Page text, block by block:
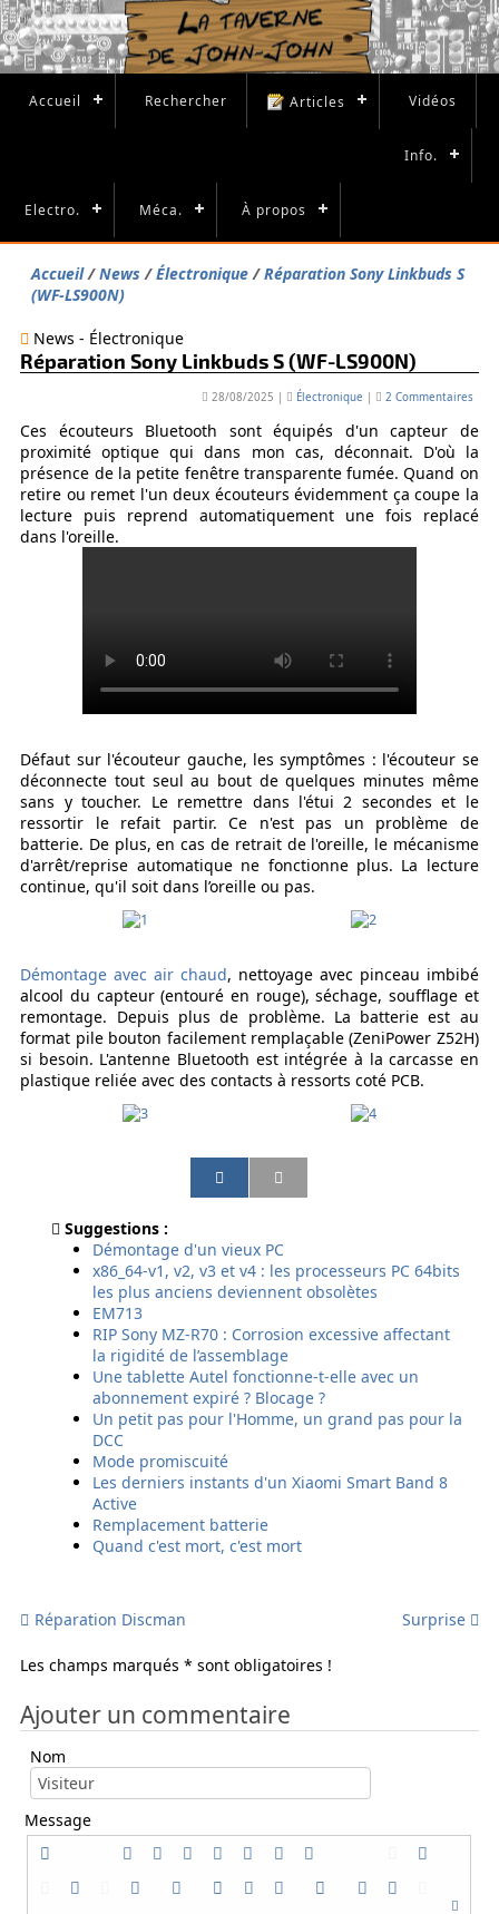
Accueil Rechercher Articles Vidéos
Info.
Electro. Méca. À propos
Accueil News Électronique
Réparation Sony Linkbuds S
(WF-LS900N)
News - Électronique
Réparation Sony Linkbuds S (WF-LS900N)
28/08/2025 | Électronique | 2 Commentaires
Ces écouteurs Bluetooth sont équipés d'un capteur de
proximité optique qui dans mon cas, déconnait. D'où la
présence de la petite fenêtre transparente fumée. Quand on
retire ou remet l'un deux écouteurs évidemment ça coupe la
lecture puis reprend automatiquement une fois replacé
dans l'oreille.
Défaut sur l'écouteur gauche, les symptômes : l'écouteur se
déconnecte tout seul au bout de quelques minutes même
sans y toucher. Le remettre dans l'étui 2 secondes et le
ressortir le refait partir. Ce n'est pas un problème de
batterie. De plus, en cas de retrait de l'oreille, le mécanisme
d'arrêt/reprise automatique ne fonctionne plus. La lecture
continue, qu'il soit dans l’oreille ou pas.
Démontage avec air chaud, nettoyage avec pinceau imbibé
alcool du capteur (entouré en rouge), séchage, soufflage et
remontage. Depuis plus de problème. La batterie est au
format pile bouton facilement remplaçable (ZeniPower Z52H)
si besoin. L'antenne Bluetooth est intégrée à la carcasse en
plastique reliée avec des contacts à ressorts coté PCB.
a
t
a
g
e
p
a
r
e
m
l
a
t
a
g
e
p
a
r
E
m
l
a
g
e
p
a
r
s
m
a
g
e
p
a
r
S
M
Suggestions :
Démontage d'un vieux PC
x86_64-v1, v2, v3 et v4 : les processeurs PC 64bits
les plus anciens deviennent obsolètes
EM713
RIP Sony MZ-R70 : Corrosion excessive affectant
la rigidité de l’assemblage
Une tablette Autel fonctionne-t-elle avec un
abonnement expiré ? Blocage ?
Un petit pas pour l'Homme, un grand pas pour la
DCC
Mode promiscuité
Les derniers instants d'un Xiaomi Smart Band 8
Active
Remplacement batterie
Quand c'est mort, c'est mort
Réparation Discman Surprise
Les champs marqués * sont obligatoires !
Ajouter un commentaire
Nom
Message